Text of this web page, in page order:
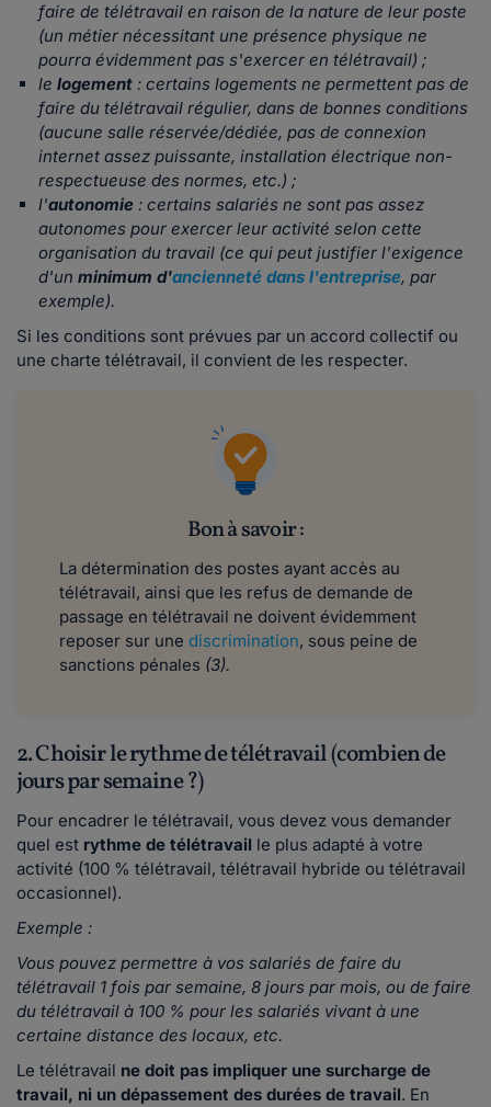
faire de télétravail en raison de la nature de leur poste
(un métier nécessitant une présence physique ne
pourra évidemment pas s'exercer en télétravail) ;
le logement : certains logements ne permettent pas de
faire du télétravail régulier, dans de bonnes conditions
(aucune salle réservée/dédiée, pas de connexion
internet assez puissante, installation électrique non-
respectueuse des normes, etc.) ;
l'autonomie : certains salariés ne sont pas assez
autonomes pour exercer leur activité selon cette
organisation du travail (ce qui peut justifier l'exigence
d'un minimum d'ancienneté dans l'entreprise, par
exemple).
Si les conditions sont prévues par un accord collectif ou
une charte télétravail, il convient de les respecter.
Bon à savoir :
La détermination des postes ayant accès au
télétravail, ainsi que les refus de demande de
passage en télétravail ne doivent évidemment
reposer sur une discrimination, sous peine de
sanctions pénales (3).
2. Choisir le rythme de télétravail (combien de
jours par semaine ?)
Pour encadrer le télétravail, vous devez vous demander
quel est rythme de télétravail le plus adapté à votre
activité (100 % télétravail, télétravail hybride ou télétravail
occasionnel).
Exemple :
Vous pouvez permettre à vos salariés de faire du
télétravail 1 fois par semaine, 8 jours par mois, ou de faire
du télétravail à 100 % pour les salariés vivant à une
certaine distance des locaux, etc.
Le télétravail ne doit pas impliquer une surcharge de
travail, ni un dépassement des durées de travail. En